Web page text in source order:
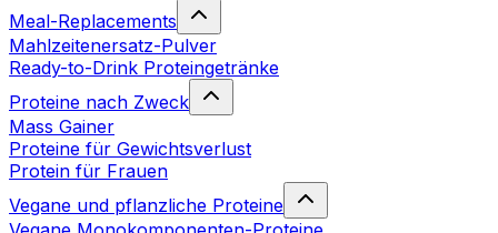
Meal-Replacements
Mahlzeitenersatz-Pulver
Ready-to-Drink Proteingetränke
Proteine nach Zweck
Mass Gainer
Proteine für Gewichtsverlust
Protein für Frauen
Vegane und pflanzliche Proteine